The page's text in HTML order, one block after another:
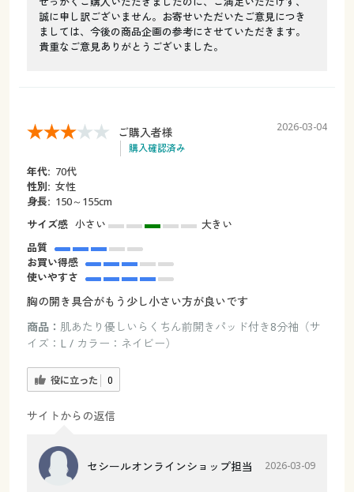
誠に申し訳ございません。お寄せいただいたご意見につき
ましては、今後の商品企画の参考にさせていただきます。
貴重なご意見ありがとうございました。
ご購入者様
購入確認済み
2026-03-04
年代: 70代
性別: 女性
身長: 150～155cm
サイズ感 小さい
大きい
品質
お買い得感
使いやすさ
胸の開き具合がもう少し小さい方が良いです
商品： 肌あたり優しいらくちん前開きパッド付き8分袖（サ
イズ：L / カラー：ネイビー）
役に立った 0
サイトからの返信
セシールオンラインショップ担当 2026-03-09